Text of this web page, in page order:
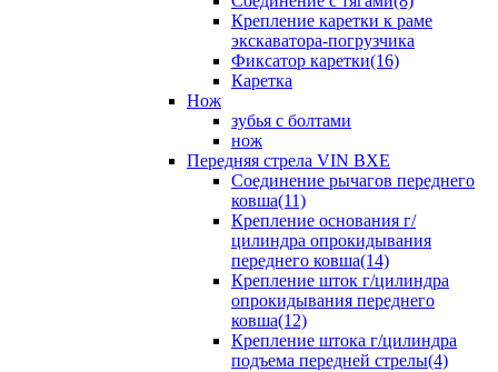
Крепление каретки к раме
экскаватора-погрузчика
Фиксатор каретки(16)
Каретка
Нож
зубья с болтами
нож
Передняя стрела VIN BXE
Cоединение рычагов переднего
ковша(11)
Крепление основания г/
цилиндра опрокидывания
переднего ковша(14)
Крепление шток г/цилиндра
опрокидывания переднего
ковша(12)
Крепление штока г/цилиндра
подъема передней стрелы(4)